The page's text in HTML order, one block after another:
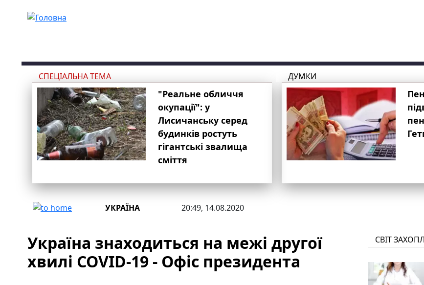
СПЕЦІАЛЬНА ТЕМА
"Реальне обличчя
окупації": у
Лисичанську серед
будинків ростуть
гігантські звалища
сміття
ДУМКИ
УКРАЇНА 20:49, 14.08.2020
Україна знаходиться на межі другої
хвилі COVID-19 - Офіс президента
СВІТ